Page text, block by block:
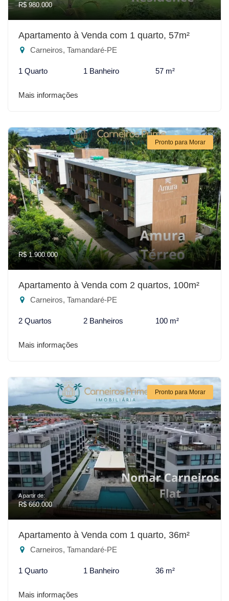
R$ 980.000
Apartamento à Venda com 1 quarto, 57m²
Carneiros, Tamandaré-PE
1 Quarto 1 Banheiro 57 m²
Mais informações
Pronto para Morar
R$ 1.900.000
Apartamento à Venda com 2 quartos, 100m²
Carneiros, Tamandaré-PE
2 Quartos 2 Banheiros 100 m²
Mais informações
Pronto para Morar
A partir de:
R$ 660.000
Apartamento à Venda com 1 quarto, 36m²
Carneiros, Tamandaré-PE
1 Quarto 1 Banheiro 36 m²
Mais informações